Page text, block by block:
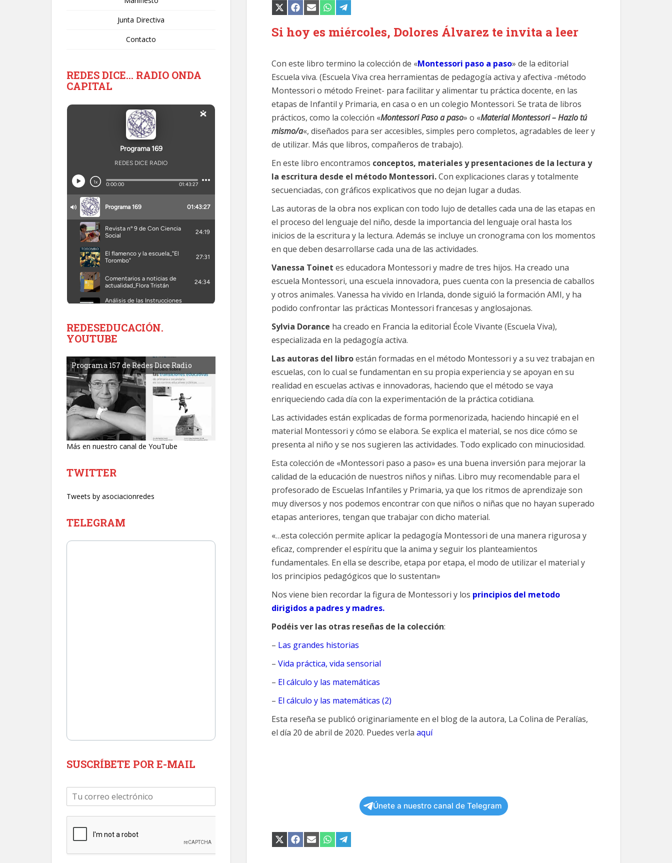
COMPARTIR
EN
(TWITTER)
COMPARTIR
EN
COMPARTIR
EN
COMPARTIR
EN
COMPARTIR
EN
Si hoy es miércoles, Dolores Álvarez te invita a leer
Con este libro termino la colección de «Montessori paso a paso» de la editorial
Escuela viva. (Escuela Viva crea herramientas de pedagogía activa y afectiva -método
Montessori o método Freinet- para facilitar y alimentar tu práctica docente, en las
etapas de Infantil y Primaria, en casa o en un colegio Montessori. Se trata de libros
prácticos, como la colección «Montessori Paso a paso» o «Material Montessori – Hazlo tú
mismo/a«, diseñados para ser accesibles, simples pero completos, agradables de leer y
de utilizar. Más que libros, compañeros de trabajo).
En este libro encontramos conceptos, materiales y presentaciones de la lectura y
la escritura desde el método Montessori.Con explicaciones claras y totalmente
secuenciadas, con gráficos explicativos que no dejan lugar a dudas.
Las autoras de la obra nos explican con todo lujo de detalles cada una de las etapas en
el proceso del lenguaje del niño, desde la importancia del lenguaje oral hasta los
inicios de la escritura y la lectura. Además se incluye un cronograma con los momentos
en que deben desarrollarse cada una de las actividades.
Vanessa Toinet es educadora Montessori y madre de tres hijos. Ha creado una
escuela Montessori, una escuela innovadora, pues cuenta con la presencia de caballos
y otros animales. Vanessa ha vivido en Irlanda, donde siguió la formación AMI, y ha
podido confrontar las prácticas Montessori francesas y anglosajonas.
Sylvia Dorance ha creado en Francia la editorial École Vivante (Escuela Viva),
especializada en la pedagogía activa.
Las autoras del libroestán formadas en el método Montessori y a su vez trabajan en
escuelas, con lo cual se fundamentan en su propia experiencia y se apoyan en su
realidad en escuelas activas e innovadoras, haciendo que el método se vaya
enriqueciendo cada día con la experimentación de la práctica cotidiana.
Las actividades están explicadas de forma pormenorizada, haciendo hincapié en el
material Montessori y cómo se elabora. Se explica el material, se nos dice cómo se
presenta al niño y se nos sugieren las actividades. Todo explicado con minuciosidad.
Esta colección de «Montessori paso a paso» es una buena inversión para mejorar la
calidad de la educación de nuestros niños y niñas. Libro muy recomendable para el
profesorado de Escuelas Infantiles y Primaria, ya que los ritmos de aprendizaje son
muy diversos y nos podemos encontrar con que niños o niñas que no hayan superado
etapas anteriores, tengan que trabajar con dicho material.
«…esta colección permite aplicar la pedagogía Montessori de una manera rigurosa y
eficaz, comprender el espíritu que la anima y seguir los planteamientos
fundamentales. En ella se describe, etapa por etapa, el modo de utilizar el material y
los principios pedagógicos que lo sustentan»
Nos viene bien recordar la figura de Montessori y los principios del metodo
dirigidos a padres y madres.
Podéis ver las otras reseñas de la colección:
– Las grandes historias
– Vida práctica, vida sensorial
– El cálculo y las matemáticas
– El cálculo y las matemáticas (2)
Esta reseña se publicó originariamente en el blog de la autora, La Colina de Peralías,
el día 20 de abril de 2020. Puedes verla aquí
Únete a nuestro canal de Telegram
COMPARTIR
EN
COMPARTIR
EN
COMPARTIR
EN
COMPARTIR
EN
COMPARTIR
EN
Junta Directiva
Contacto
REDES DICE… RADIO ONDA
CAPITAL
REDESEDUCACIÓN.
YOUTUBE
Programa 157 de Redes Dice Radio
Más en nuestro canal de YouTube
TWITTER
Tweets by asociacionredes
TELEGRAM
SUSCRÍBETE POR E-MAIL
C
e